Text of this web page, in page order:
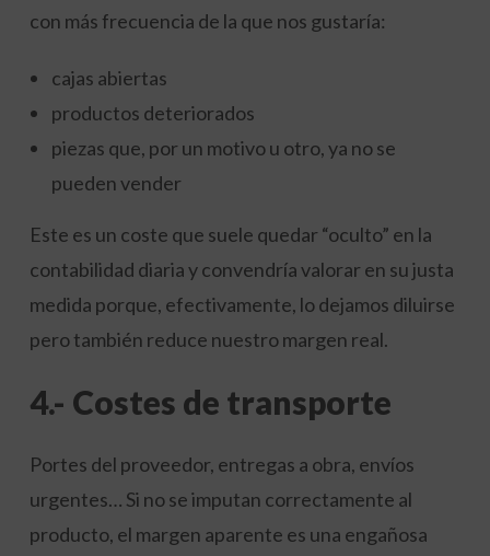
con más frecuencia de la que nos gustaría:
cajas abiertas
productos deteriorados
piezas que, por un motivo u otro, ya no se
pueden vender
Este es un coste que suele quedar “oculto” en la
contabilidad diaria y convendría valorar en su justa
medida porque, efectivamente, lo dejamos diluirse
pero también reduce nuestro margen real.
4.- Costes de transporte
Portes del proveedor, entregas a obra, envíos
urgentes… Si no se imputan correctamente al
producto, el margen aparente es una engañosa